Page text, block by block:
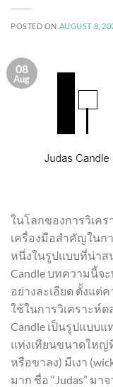
POSTED ON AUGUST 8,
08
Aug
ในโลกของการวิเค
เครื่องมือสำคัญในก
หนึ่งในรูปแบบที่น่าส
Candle บทความนี้จ
อย่างละเอียด ตั้งแต่
ใช้ในการวิเคราะห์ต
Candle เป็นรูปแบบ
แท่งเทียนขนาดใหญ่
หรือขาลง) มีเงา
มาก ชื่อ “Judas” ม